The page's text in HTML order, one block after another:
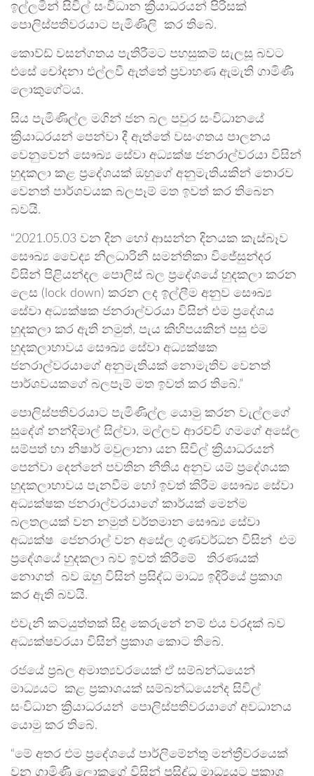
ඉල්ලමින් සිවිල් සංවිධාන ක්‍රියාධරයන් පිරිසක්
පොලිස්පතිවරයාට පැමිණිලි කර තිබේ.
කොව්ඩ් වසන්ගතය පැතිරීමට පහසුකම් සැලසූ බවට
එසේ චෝදනා එල්ලවී ඇත්තේ ප්‍රවාහණ ඇමැති ගාමිණී
ලොකුගේටය.
සිය පැමිණිල්ල මගින් ජන බල පවුර සංවිධානයේ
ක්‍රියාධරයන් පෙන්වා දී ඇත්තේ වසංගතය පාලනය
වෙනුවෙන් සෞඛ්‍ය සේවා අධ්‍යක්ෂ ජනරාල්වරයා විසින්
හුදකලා කළ ප්‍රදේශයක් ඔහුගේ අනුමැතියකින් තොරව
වෙනත් පාර්ශවයක බලපෑම් මත ඉවත් කර තිබෙන
බවයි.
“2021.05.03 වන දින හෝ ආසන්න දිනයක කැස්බෑව
සෞඛ්‍ය වෛද්‍ය නිලධාරිනී සමන්තිකා විජේසුන්දර
විසින් පිළියන්දල පොලිස් බල ප්‍රදේශයේ හුදකලා කරන
ලෙස (lock down) කරන ලද ඉල්ලීම අනුව සෞඛ්‍ය
සේවා අධ්‍යක්ෂක ජනරාල්වරයා විසින් එම ප්‍රදේශය
හුදකලා කර ඇති නමුත්, පැය කිහිපයකින් පසු එම
හුදකලාභාවය සෞඛ්‍ය සේවා අධ්‍යක්ෂක
ජනරාල්වරයාගේ අනුමැතියක් නොමැතිව වෙනත්
පාර්ශවයකගේ බලපෑම් මත ඉවත් කර තිබේ.”
පොලිස්පතිවරයාට පැමිණිල්ල යොමු කරන වැල්ලගේ
සුදේශ් නන්දිමාල් සිල්වා, මල්ලව ආරච්චි ගමගේ අසේල
සම්පත් හා නිෂාර් මවුලානා යන සිවිල් ක්‍රියාධරයන්
පෙන්වා දෙන්නේ පවතින නීතිය අනුව යම් ප්‍රදේශයක
හුදකලාභාවය පැනවීම හෝ ඉවත් කිරීම සෞඛ්‍ය සේවා
අධ්‍යක්ෂක ජනරාල්වරයාගේ කාර්යක් මෙන්ම
බලතලයක් වන නමුත් වර්තමාන සෞඛ්‍ය සේවා
අධ්‍යක්ෂ ජෙනරාල් වන අසේල ගුණවර්ධන විසින් එම
ප්‍රදේශයේ හුදකලා බව ඉවත් කිරීමේ තිරණයක්
නොගත් බව ඔහු විසින් ප්‍රසිද්ධ මාධ්‍ය ඉදිරියේ ප්‍රකාශ
කර ඇති බවයි.
එවැනි කටයුත්තක් සිදු කෙරුනේ නම් එය වරදක් බව
අධ්‍යක්ෂවරයා විසින් ප්‍රකාශ කොට තිබේ.
රජයේ ප්‍රබල අමාත්‍යවරයෙක් ඒ සම්බන්ධයෙන්
මාධ්‍යයට කළ ප්‍රකාශයක් සම්බන්ධයෙන්ද සිවිල්
සංවිධාන ක්‍රියාධරයන් පොලිස්පතිවරයාගේ අවධානය
යොමු කර තිබේ.
“මේ අතර එම ප්‍රදේශයේ පාර්ලිමේන්තු මන්ත්‍රීවරයෙක්
වන ගාමිණී ලොකුගේ විසින් ප්‍රසිද්ධ මාධ්‍යයට ප්‍රකාශ